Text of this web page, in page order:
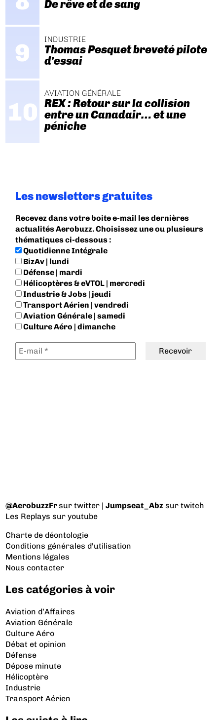
De rêve et de sang
INDUSTRIE
Thomas Pesquet breveté pilote
d'essai
AVIATION GÉNÉRALE
REX : Retour sur la collision
entre un Canadair… et une
péniche
Les newsletters gratuites
Recevez dans votre boite e-mail les dernières
actualités Aerobuzz. Choisissez une ou plusieurs
thématiques ci-dessous :
Quotidienne Intégrale
BizAv | lundi
Défense | mardi
Hélicoptères & eVTOL | mercredi
Industrie & Jobs | jeudi
Transport Aérien | vendredi
Aviation Générale | samedi
Culture Aéro | dimanche
@AerobuzzFrsur twitter |Jumpseat_Abz sur twitch
Les Replays sur youtube
Charte de déontologie
Conditions générales d'utilisation
Mentions légales
Nous contacter
Les catégories à voir
Aviation d’Affaires
Aviation Générale
Culture Aéro
Débat et opinion
Défense
Dépose minute
Hélicoptère
Industrie
Transport Aérien